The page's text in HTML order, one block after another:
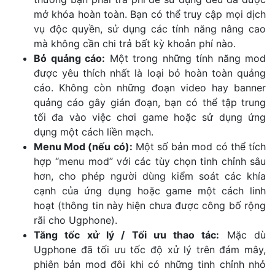
mở khóa hoàn toàn. Bạn có thể truy cập mọi dịch
vụ độc quyền, sử dụng các tính năng nâng cao
mà không cần chi trả bất kỳ khoản phí nào.
Bỏ quảng cáo: Một trong những tính năng mod
được yêu thích nhất là loại bỏ hoàn toàn quảng
cáo. Không còn những đoạn video hay banner
quảng cáo gây gián đoạn, bạn có thể tập trung
tối đa vào việc chơi game hoặc sử dụng ứng
dụng một cách liền mạch.
Menu Mod (nếu có): Một số bản mod có thể tích
hợp “menu mod” với các tùy chọn tinh chỉnh sâu
hơn, cho phép người dùng kiểm soát các khía
cạnh của ứng dụng hoặc game một cách linh
hoạt (thông tin này hiện chưa được công bố rộng
rãi cho Ugphone).
Tăng tốc xử lý / Tối ưu thao tác: Mặc dù
Ugphone đã tối ưu tốc độ xử lý trên đám mây,
phiên bản mod đôi khi có những tinh chỉnh nhỏ